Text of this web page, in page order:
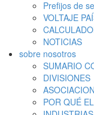
Prefijos de
VOLTAJE
NOTICIAS
sobre nosotros
SUMARIO
DIVISIONES
POR QUÉ